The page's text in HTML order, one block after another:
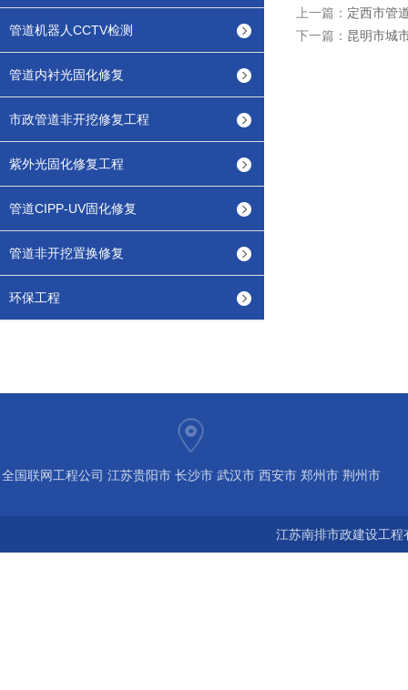
管道机器人CCTV检测
管道内衬光固化修复
市政管道非开挖修复工程
紫外光固化修复工程
管道CIPP-UV固化修复
管道非开挖置换修复
环保工程
上一篇： 定西市管
下一篇： 昆明市城
全国联网工程公司 江苏贵阳市 长沙市 武汉市 西安市 郑州市 荆州市
江苏南排市政建设工